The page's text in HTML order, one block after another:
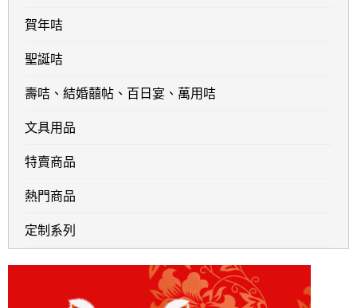
賀年咭
聖誕咭
壽咭、結婚囍帖、百日宴、萬用咭
文具用品
特賣商品
熱門商品
定制系列